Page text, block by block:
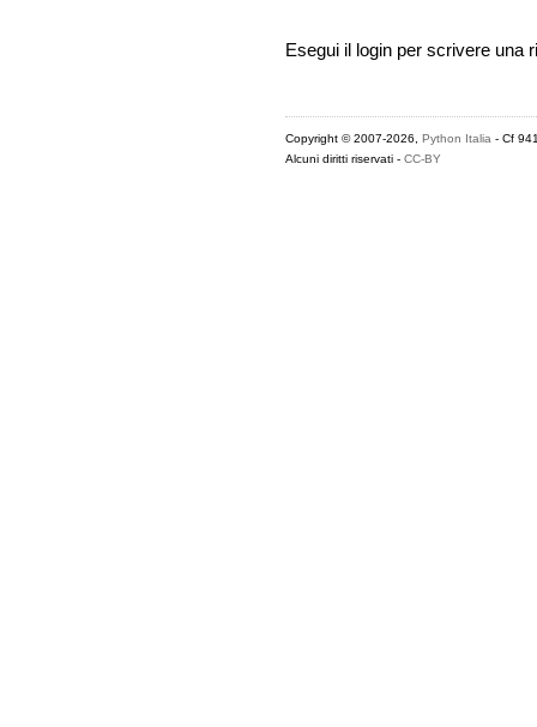
Esegui il login per scrivere una
Copyright © 2007-2026, Python Italia- Cf
Alcuni diritti riservati - CC-BY